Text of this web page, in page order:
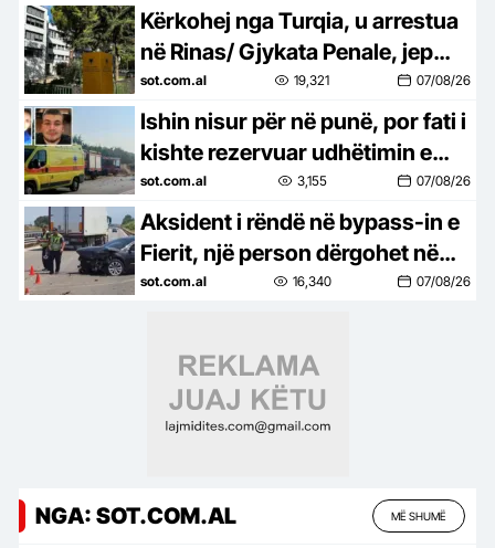
Kërkohej nga Turqia, u arrestua
në Rinas/ Gjykata Penale, jep
vendimin për 32-vjeçaren turke
sot.com.al 19,321 07/08/26
Ishin nisur për në punë, por fati i
kishte rezervuar udhëtimin e
fundit/ Nënë e bir, humbën jetën
në aksident (FOTO)
sot.com.al 3,155 07/08/26
Aksident i rëndë në bypass-in e
Fierit, një person dërgohet në
spital
sot.com.al 16,340 07/08/26
NGA: SOT.COM.AL MË SHUMË